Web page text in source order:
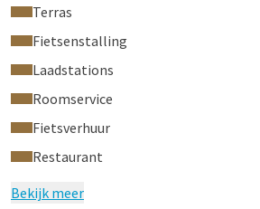
Terras
Fietsenstalling
Laadstations
Roomservice
Fietsverhuur
Restaurant
Bekijk meer